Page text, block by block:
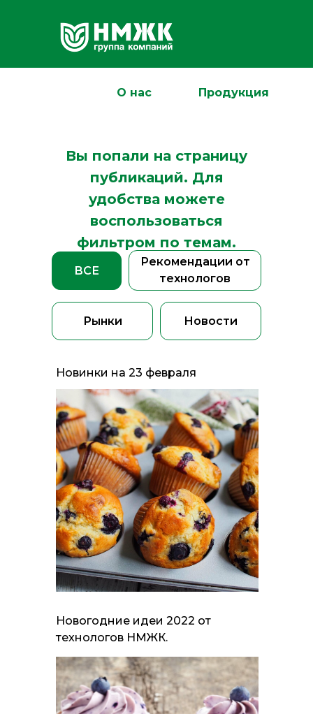
О нас Продукция
Вы попали на страницу
публикаций. Для
удобства можете
воспользоваться
фильтром по темам.
Новости
Рекомендации от
технологов
Рынки
Новинки на 23 февраля
Новогодние идеи 2022 от
технологов НМЖК.
ВСЕ